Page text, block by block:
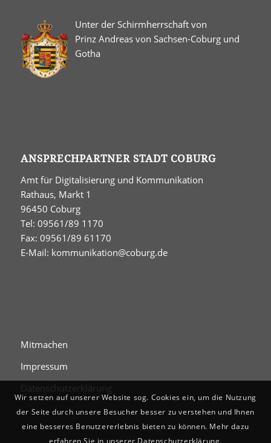
Unter der Schirmherrschaft von
Prinz Andreas von Sachsen-Coburg und
Gotha
ANSPRECHPARTNER STADT COBURG
Amt für Digitalisierung und Kommunikation
Rathaus, Markt 1
96450 Coburg
Tel: 09561/89 1170
Fax: 09561/89 61170
E-Mail: kommunikation@coburg.de
Mitmachen
Impressum
Datenschutzerklärung
Wir setzen auf unserer Website sog. Cookies ein, um die Nutzung
der Seite durch unsere Besucher besser zu verstehen und Ihnen
eine besseres Benutzererlebnis bieten zu können. Mehr dazu